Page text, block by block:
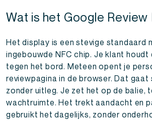
Wat is het Google Review
Het display is een stevige standaard
ingebouwde NFC chip. Je klant
tegen het bord. Meteen opent je
reviewpagina in de browser. Dat gaat
zonder uitleg. Je zet het op de balie,
wachtruimte. Het trekt aandacht en
gebruikt het dagelijks, zonder